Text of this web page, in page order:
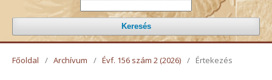
Keresés
Főoldal / Archívum / Évf. 156 szám 2 (2026) / Értekezés